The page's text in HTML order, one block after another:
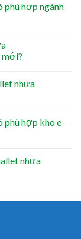
hợp ngành
mới?
nhựa
phù hợp kho e-
nhựa